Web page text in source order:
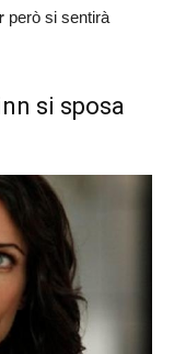
però si sentirà
si sposa